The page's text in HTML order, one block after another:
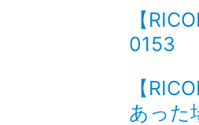
【
0153
【
あっ